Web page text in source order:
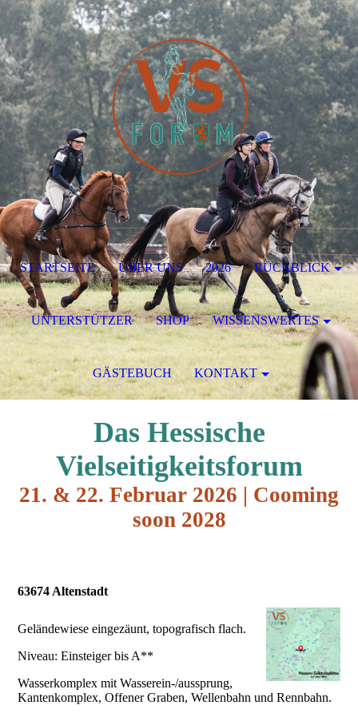
Das Hessische
Vielseitigkeitsforum
21. & 22. Februar 2026 | Cooming
soon 2028
63674 Altenstadt
Geländewiese eingezäunt, topografisch flach.
Niveau: Einsteiger bis A**
Wasserkomplex mit Wasserein-/aussprung,
Kantenkomplex, Offener Graben, Wellenbahn und Rennbahn.
STARTSEITE ÜBER UNS 2026 RÜCKBLICK
UNTERSTÜTZER SHOP WISSENSWERTES
GÄSTEBUCH KONTAKT